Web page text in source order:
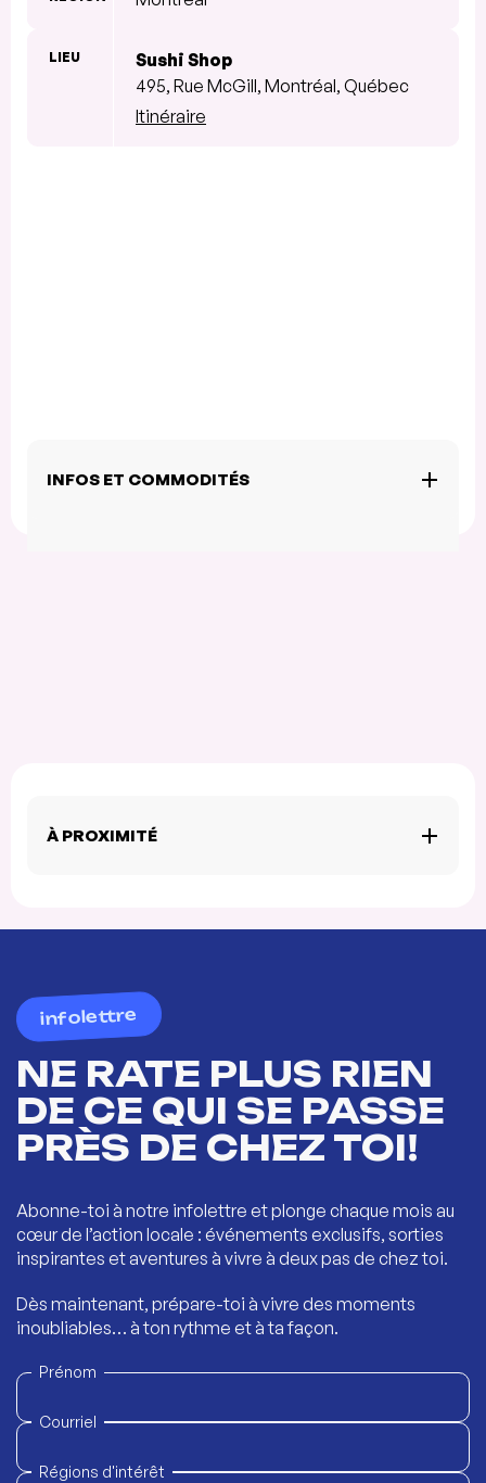
LIEU
Sushi Shop
495, Rue McGill, Montréal, Québec
Itinéraire
INFOS ET COMMODITÉS
À PROXIMITÉ
infolettre
NE RATE PLUS RIEN
DE CE QUI SE PASSE
PRÈS DE CHEZ TOI!
Abonne-toi à notre infolettre et plonge chaque mois au
cœur de l’action locale : événements exclusifs, sorties
inspirantes et aventures à vivre à deux pas de chez toi.
Dès maintenant, prépare-toi à vivre des moments
inoubliables… à ton rythme et à ta façon.
Prénom
Courriel
Régions d'intérêt